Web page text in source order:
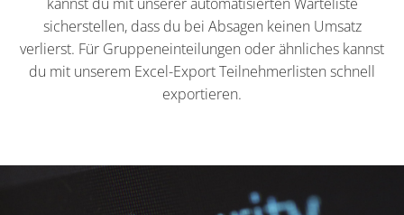
sicherstellen, dass du bei Absagen keinen Umsatz
verlierst. Für Gruppeneinteilungen oder ähnliches kannst
du mit unserem Excel-Export Teilnehmerlisten schnell
exportieren.